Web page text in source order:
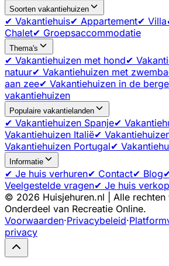
Soorten vakantiehuizen
✔ Vakantiehuis✔ Appartement✔ Villa
Chalet✔ Groepsaccommodatie
Thema's
✔ Vakantiehuizen met hond✔
natuur✔ Vakantiehuizen met
aan zee✔ Vakantiehuizen in de
vakantiehuizen
Populaire vakantielanden
✔ Vakantiehuizen Spanje✔
Vakantiehuizen Italië✔
Vakantiehuizen Portugal✔
Informatie
✔ Je huis verhuren✔ Contact✔ Blog
Veelgestelde vragen✔ Je huis
© 2026 Huisjehuren.nl | Alle rechten
Onderdeel van Recreatie Online.
Voorwaarden·Privacybeleid·
privacy